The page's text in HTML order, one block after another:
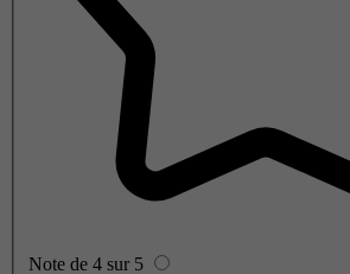
Note de 4 sur 5